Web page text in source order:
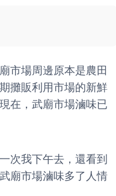
市場周邊原本是農田
攤販利用市場的新鮮
在，武廟市場滷味已
次我下午去，還看到
廟市場滷味多了人情